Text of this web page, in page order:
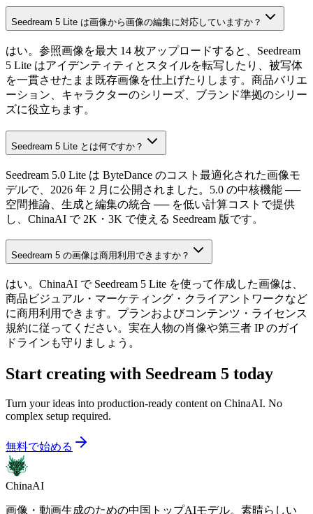
Seedream 5 Lite は画像から画像の編集に対応していますか？
はい。参照画像を最大 14 枚アップロードすると、Seedream
5 Lite はアイデンティティとスタイルを転写したり、被写体
を一貫させたまま既存画像を仕上げたりします。商品バリエ
ーション、キャラクターのシリーズ、ブランド準拠のシリー
ズに役立ちます。
Seedream 5 Lite とは何ですか？
Seedream 5.0 Lite は ByteDance のコスト最適化された画像モ
デルで、2026 年 2 月に公開されました。5.0 の中核機能 ──
空間推論、生成と編集の統合 ── を低い計算コストで提供
し、ChinaAI で 2K・3K で使える Seedream 版です。
Seedream 5 の画像は商用利用できますか？
はい。ChinaAI で Seedream 5 Lite を使って作成した画像は、
商品ビジュアル・マーケティング・クライアントワークなど
に商用利用できます。プランおよびコンテンツ・ライセンス
規約に従ってください。実在人物の肖像や第三者 IP のガイ
ドラインも守りましょう。
Start creating with Seedream 5 today
Turn your ideas into production-ready content on ChinaAI. No
complex setup required.
無料で始める
ChinaAI
画像・動画生成のための中国トップAIモデル。素晴らしい